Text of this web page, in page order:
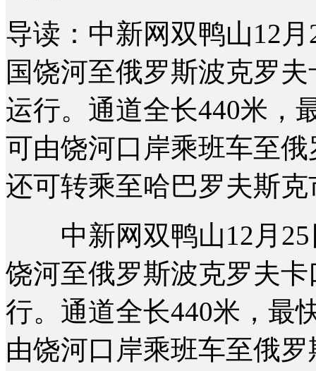
导读：中新网双鸭山12
国饶河至俄罗斯波克罗
运行。通道全长440米，
可由饶河口岸乘班车至
还可转乘至哈巴罗夫斯
中新网双鸭山12月25
饶河至俄罗斯波克罗夫
行。通道全长440米，最
由饶河口岸乘班车至俄